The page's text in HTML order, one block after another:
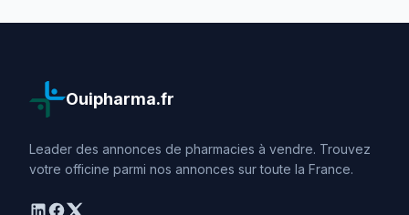
Ouipharma.fr
Leader des annonces de pharmacies à vendre. Trouvez
votre officine parmi nos annonces sur toute la France.
linkedin
facebook
twitter